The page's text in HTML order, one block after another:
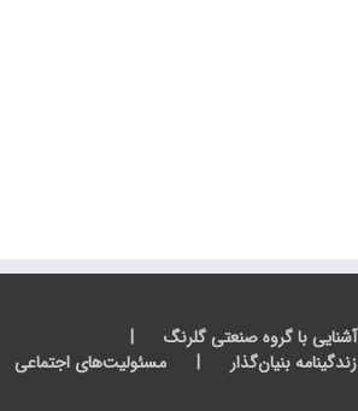
آشنایی با گروه صنعتی گلرنگ
زندگینامه بنیان‌گذار
مسئولیت‌های اجتماعی